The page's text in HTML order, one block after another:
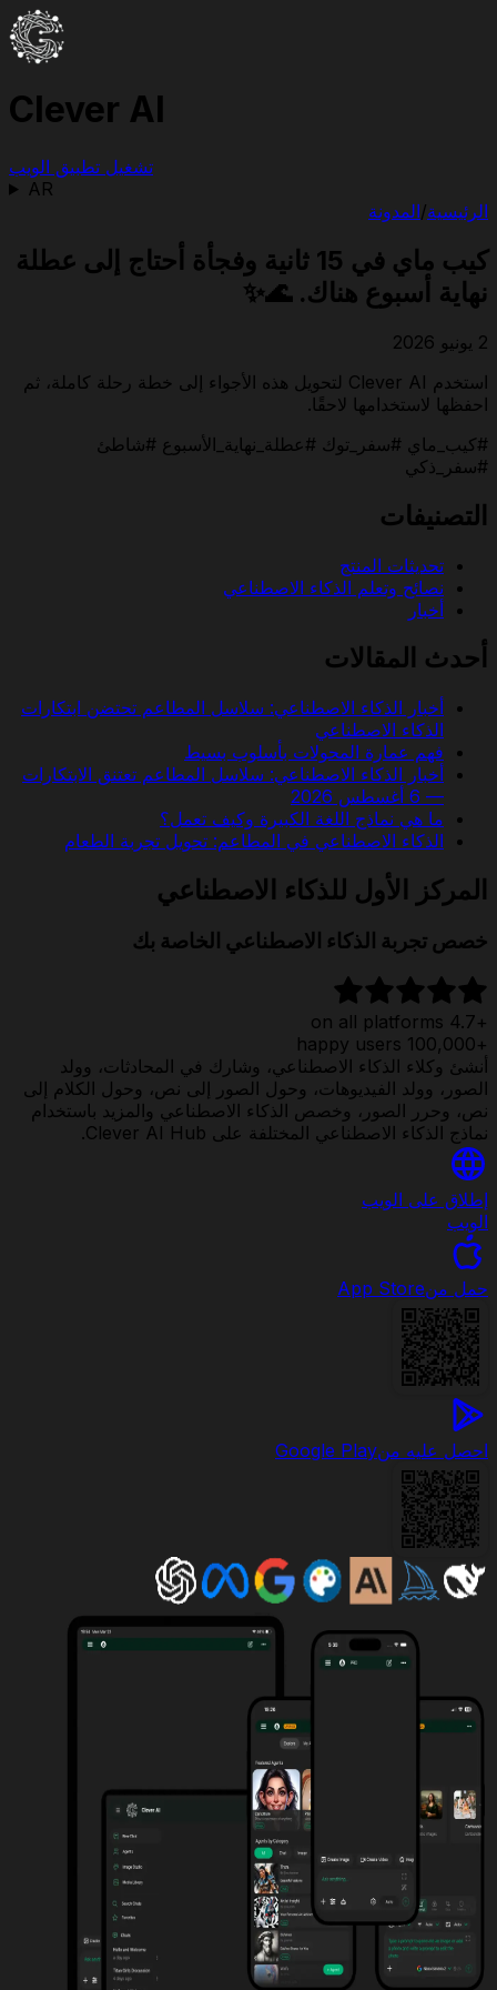
Clever AI
تشغيل تطبيق الويب
AR
الرئيسية/المدونة
كيب ماي في 15 ثانية وفجأة أحتاج إلى عطلة
نهاية أسبوع هناك. 🌊✨
2 يونيو 2026
استخدم Clever AI لتحويل هذه الأجواء إلى خطة رحلة كاملة، ثم
احفظها لاستخدامها لاحقًا.
#كيب_ماي #سفر_توك #عطلة_نهاية_الأسبوع #شاطئ
#سفر_ذكي
التصنيفات
تحديثات المنتج
نصائح وتعلم الذكاء الاصطناعي
أخبار
أحدث المقالات
أخبار الذكاء الاصطناعي: سلاسل المطاعم تحتضن ابتكارات
الذكاء الاصطناعي
فهم عمارة المحولات بأسلوب بسيط
أخبار الذكاء الاصطناعي: سلاسل المطاعم تعتنق الابتكارات
— 6 أغسطس 2026
ما هي نماذج اللغة الكبيرة وكيف تعمل؟
الذكاء الاصطناعي في المطاعم: تحويل تجربة الطعام
المركز الأول للذكاء الاصطناعي
خصص تجربة الذكاء الاصطناعي الخاصة بك
+4.7 on all platforms
+100,000 happy users
أنشئ وكلاء الذكاء الاصطناعي، وشارك في المحادثات، وولد
الصور، وولد الفيديوهات، وحول الصور إلى نص، وحول الكلام إلى
نص، وحرر الصور، وخصص الذكاء الاصطناعي والمزيد باستخدام
نماذج الذكاء الاصطناعي المختلفة على Clever AI Hub.
إطلاق على الويب
الويب
حمل منApp Store
احصل عليه منGoogle Play